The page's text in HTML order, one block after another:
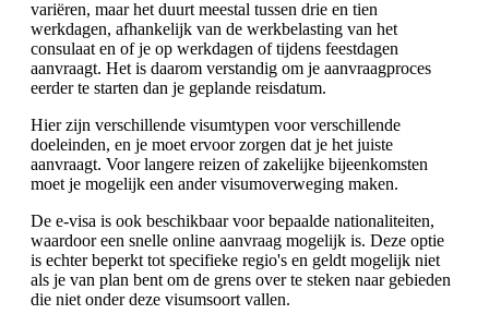
variëren, maar het duurt meestal tussen drie en tien
werkdagen, afhankelijk van de werkbelasting van het
consulaat en of je op werkdagen of tijdens feestdagen
aanvraagt. Het is daarom verstandig om je aanvraagproces
eerder te starten dan je geplande reisdatum.
Hier zijn verschillende visumtypen voor verschillende
doeleinden, en je moet ervoor zorgen dat je het juiste
aanvraagt. Voor langere reizen of zakelijke bijeenkomsten
moet je mogelijk een ander visumoverweging maken.
De e-visa is ook beschikbaar voor bepaalde nationaliteiten,
waardoor een snelle online aanvraag mogelijk is. Deze optie
is echter beperkt tot specifieke regio's en geldt mogelijk niet
als je van plan bent om de grens over te steken naar gebieden
die niet onder deze visumsoort vallen.